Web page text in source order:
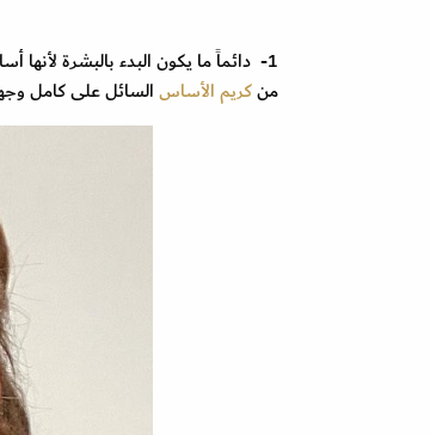
1- دائماً ما يكون البدء بالبشرة
منكريم الأساسالسائل على كامل